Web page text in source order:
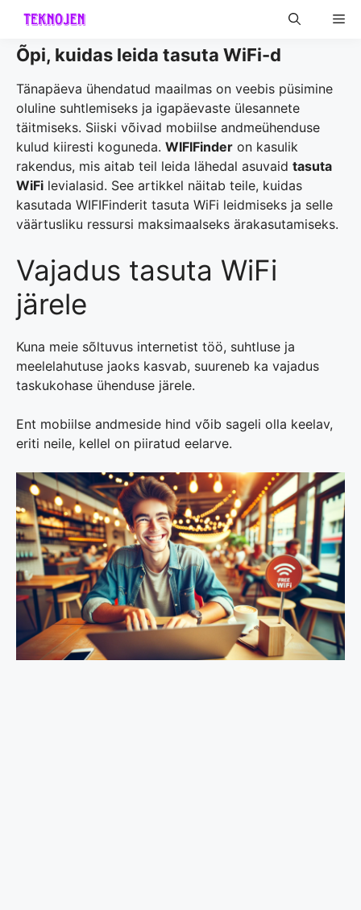
Skip
content
Õpi, kuidas leida tasuta WiFi-d
Tänapäeva ühendatud maailmas on veebis püsimine
oluline suhtlemiseks ja igapäevaste ülesannete
täitmiseks. Siiski võivad mobiilse andmeühenduse
kulud kiiresti koguneda. WIFIFinder on kasulik
rakendus, mis aitab teil leida lähedal asuvaid tasuta
WiFi levialasid. See artikkel näitab teile, kuidas
kasutada WIFIFinderit tasuta WiFi leidmiseks ja selle
väärtusliku ressursi maksimaalseks ärakasutamiseks.
Vajadus tasuta WiFi
järele
Kuna meie sõltuvus internetist töö, suhtluse ja
meelelahutuse jaoks kasvab, suureneb ka vajadus
taskukohase ühenduse järele.
Ent mobiilse andmeside hind võib sageli olla keelav,
eriti neile, kellel on piiratud eelarve.